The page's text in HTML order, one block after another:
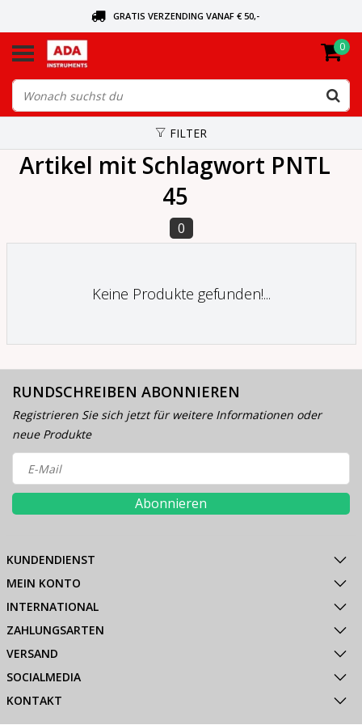
GRATIS VERZENDING VANAF € 50,-
VANDAAG BESTELD, VANDAAG VERZONDEN
0
FILTER
Artikel mit Schlagwort PNTL
45
0
Keine Produkte gefunden!...
RUNDSCHREIBEN ABONNIEREN
Registrieren Sie sich jetzt für weitere Informationen oder
neue Produkte
Abonnieren
KUNDENDIENST
MEIN KONTO
INTERNATIONAL
ZAHLUNGSARTEN
VERSAND
SOCIALMEDIA
KONTAKT